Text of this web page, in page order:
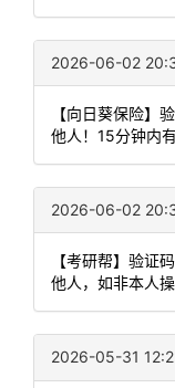
2026-06-02
【向日葵保险】
他人！15分钟内有
2026-06-02
【考研帮】验证
他人，如非本人
2026-05-31